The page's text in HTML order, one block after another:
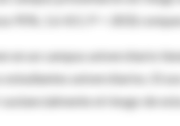
95%, 1.6-8.5; P = .003)
en un campus universitario
universitarios. El
el riesgo de